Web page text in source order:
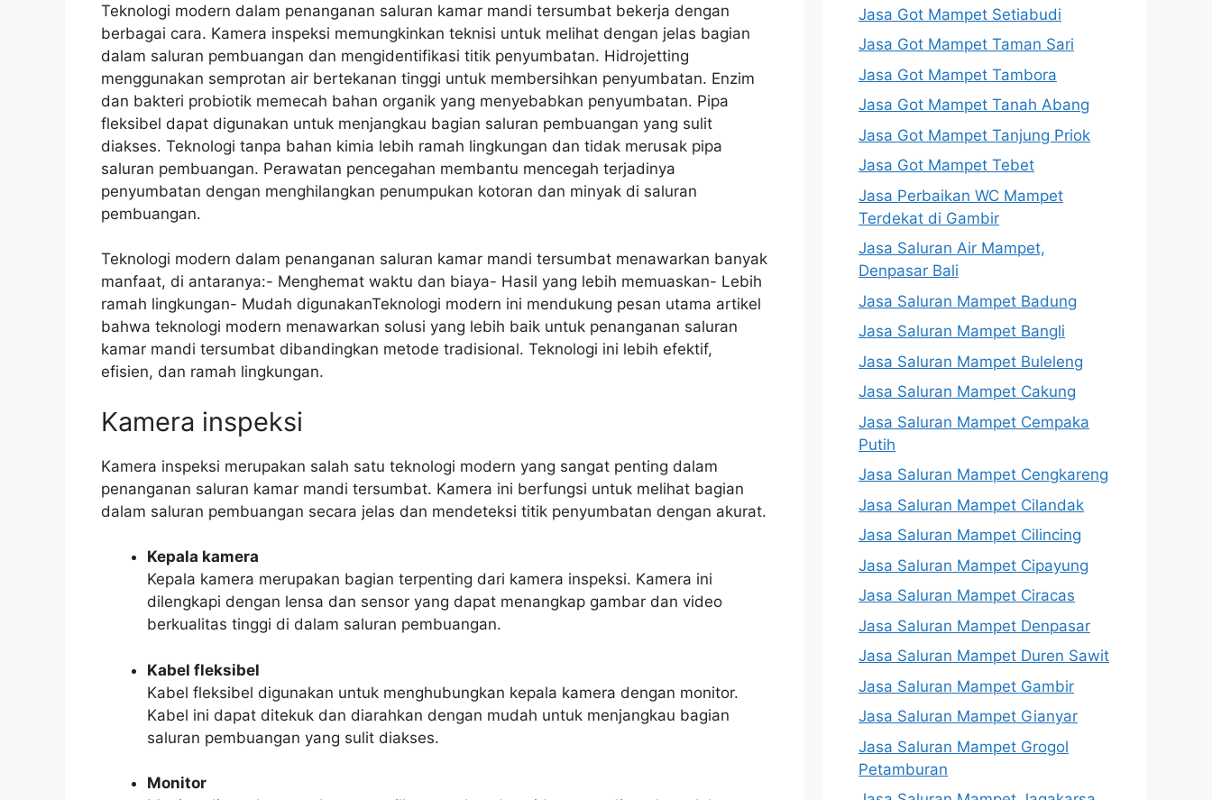
Teknologi modern dalam penanganan saluran kamar mandi tersumbat bekerja dengan
berbagai cara. Kamera inspeksi memungkinkan teknisi untuk melihat dengan jelas bagian
dalam saluran pembuangan dan mengidentifikasi titik penyumbatan. Hidrojetting
menggunakan semprotan air bertekanan tinggi untuk membersihkan penyumbatan. Enzim
dan bakteri probiotik memecah bahan organik yang menyebabkan penyumbatan. Pipa
fleksibel dapat digunakan untuk menjangkau bagian saluran pembuangan yang sulit
diakses. Teknologi tanpa bahan kimia lebih ramah lingkungan dan tidak merusak pipa
saluran pembuangan. Perawatan pencegahan membantu mencegah terjadinya
penyumbatan dengan menghilangkan penumpukan kotoran dan minyak di saluran
pembuangan.
Teknologi modern dalam penanganan saluran kamar mandi tersumbat menawarkan banyak
manfaat, di antaranya:- Menghemat waktu dan biaya- Hasil yang lebih memuaskan- Lebih
ramah lingkungan- Mudah digunakanTeknologi modern ini mendukung pesan utama artikel
bahwa teknologi modern menawarkan solusi yang lebih baik untuk penanganan saluran
kamar mandi tersumbat dibandingkan metode tradisional. Teknologi ini lebih efektif,
efisien, dan ramah lingkungan.
Kamera inspeksi
Kamera inspeksi merupakan salah satu teknologi modern yang sangat penting dalam
penanganan saluran kamar mandi tersumbat. Kamera ini berfungsi untuk melihat bagian
dalam saluran pembuangan secara jelas dan mendeteksi titik penyumbatan dengan akurat.
Kepala kamera
Kepala kamera merupakan bagian terpenting dari kamera inspeksi. Kamera ini
dilengkapi dengan lensa dan sensor yang dapat menangkap gambar dan video
berkualitas tinggi di dalam saluran pembuangan.
Kabel fleksibel
Kabel fleksibel digunakan untuk menghubungkan kepala kamera dengan monitor.
Kabel ini dapat ditekuk dan diarahkan dengan mudah untuk menjangkau bagian
saluran pembuangan yang sulit diakses.
Monitor
Jasa Got Mampet Setiabudi
Jasa Got Mampet Taman Sari
Jasa Got Mampet Tambora
Jasa Got Mampet Tanah Abang
Jasa Got Mampet Tanjung Priok
Jasa Got Mampet Tebet
Jasa Perbaikan WC Mampet
Terdekat di Gambir
Jasa Saluran Air Mampet,
Denpasar Bali
Jasa Saluran Mampet Badung
Jasa Saluran Mampet Bangli
Jasa Saluran Mampet Buleleng
Jasa Saluran Mampet Cakung
Jasa Saluran Mampet Cempaka
Putih
Jasa Saluran Mampet Cengkareng
Jasa Saluran Mampet Cilandak
Jasa Saluran Mampet Cilincing
Jasa Saluran Mampet Cipayung
Jasa Saluran Mampet Ciracas
Jasa Saluran Mampet Denpasar
Jasa Saluran Mampet Duren Sawit
Jasa Saluran Mampet Gambir
Jasa Saluran Mampet Gianyar
Jasa Saluran Mampet Grogol
Petamburan